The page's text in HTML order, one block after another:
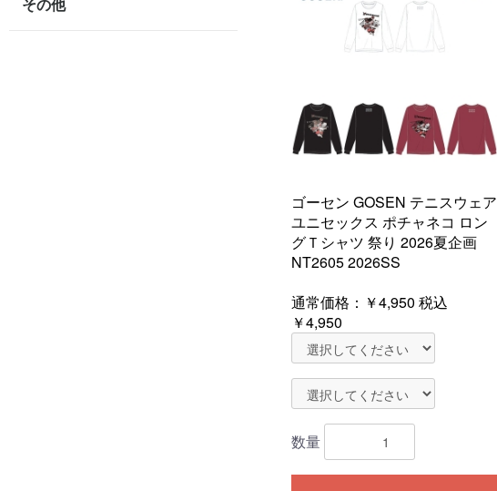
ゴーセン GOSEN テニスウェア
ユニセックス ポチャネコ ロン
グＴシャツ 祭り 2026夏企画
NT2605 2026SS
通常価格： ￥4,950 税込
￥4,950
数量